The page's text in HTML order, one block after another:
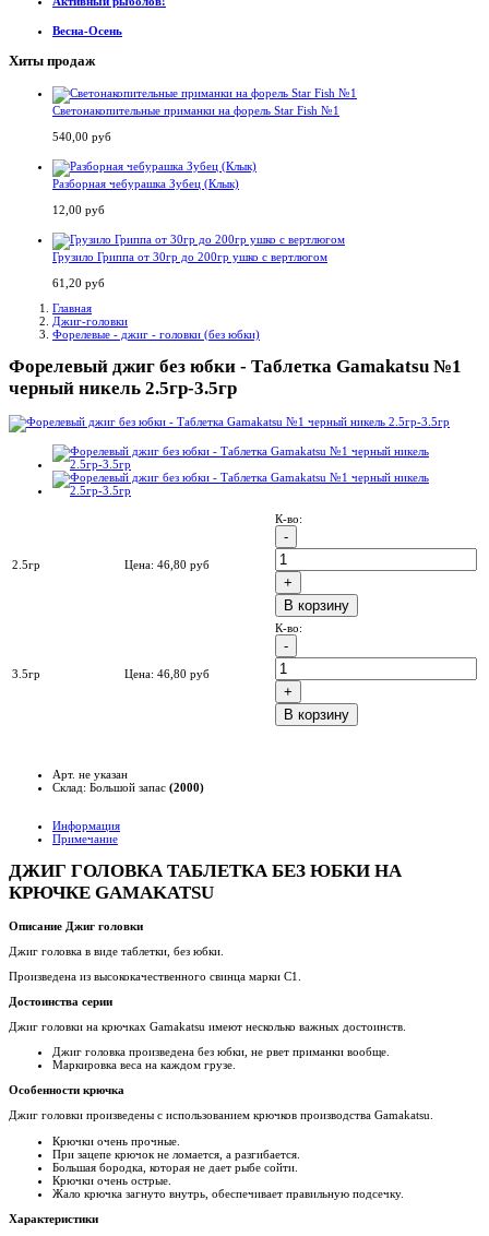
Весна-Осень
Хиты продаж
Светонакопительные приманки на форель Star Fish №1
540,00 руб
Разборная чебурашка Зубец (Клык)
12,00 руб
Грузило Гриппа от 30гр до 200гр ушко с вертлюгом
61,20 руб
Главная
Джиг-головки
Форелевые - джиг - головки (без юбки)
Форелевый джиг без юбки - Таблетка Gamakatsu №1
черный никель 2.5гр-3.5гр
2.5гр Цена: 46,80 руб
К-во:
B корзину
3.5гр Цена: 46,80 руб
К-во:
B корзину
Арт. не указан
Склад: Большой запас (2000)
Информация
Примечание
ДЖИГ ГОЛОВКА ТАБЛЕТКА БЕЗ ЮБКИ НА
КРЮЧКЕ GAMAKATSU
Описание Джиг головки
Джиг головка в виде таблетки, без юбки.
Произведена из высококачественного свинца марки С1.
Достоинства серии
Джиг головки на крючках Gamakatsu имеют несколько важных достоинств.
Джиг головка произведена без юбки, не рвет приманки вообще.
Маркировка веса на каждом грузе.
Особенности крючка
Джиг головки произведены с использованием крючков производства Gamakatsu.
Крючки очень прочные.
При зацепе крючок не ломается, а разгибается.
Большая бородка, которая не дает рыбе сойти.
Крючки очень острые.
Жало крючка загнуто внутрь, обеспечивает правильную подсечку.
Характеристики